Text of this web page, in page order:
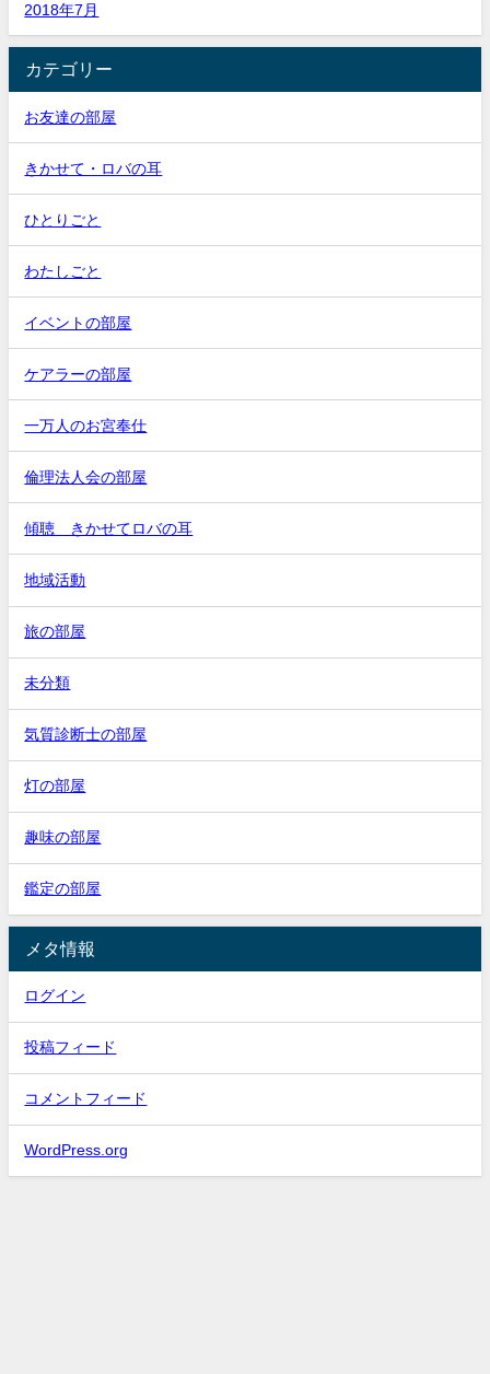
2018年7月
カテゴリー
お友達の部屋
きかせて・ロバの耳
ひとりごと
わたしごと
イベントの部屋
ケアラーの部屋
一万人のお宮奉仕
倫理法人会の部屋
傾聴 きかせてロバの耳
地域活動
旅の部屋
未分類
気質診断士の部屋
灯の部屋
趣味の部屋
鑑定の部屋
メタ情報
ログイン
投稿フィード
コメントフィード
WordPress.org